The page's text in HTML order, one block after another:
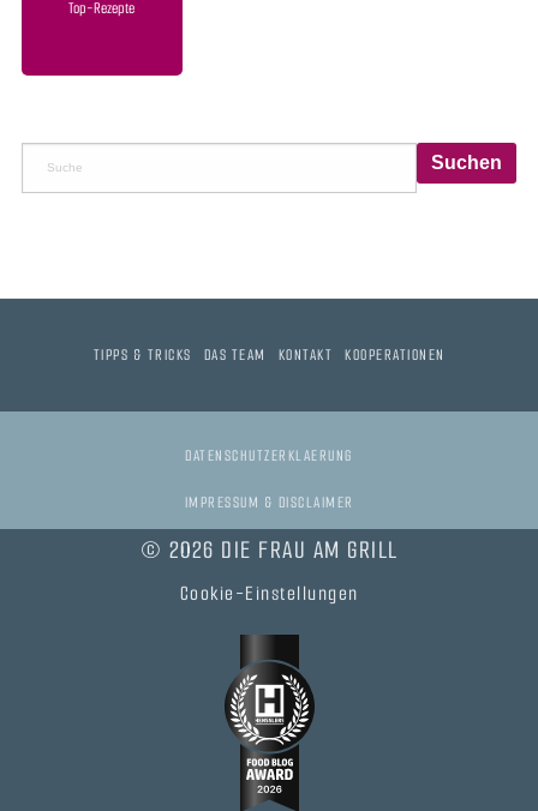
Top-Rezepte
TIPPS & TRICKS DAS TEAM KONTAKT KOOPERATIONEN
DATENSCHUTZERKLAERUNG
IMPRESSUM & DISCLAIMER
© 2026 DIE FRAU AM GRILL
Cookie-Einstellungen